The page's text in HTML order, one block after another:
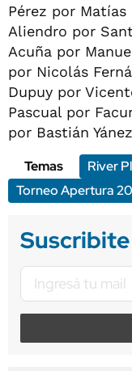
Pérez por
Aliendro por
Acuña por
por Nicolás
Dupuy por
Pascual por
por Bastián
Temas
River
Torneo Apertura